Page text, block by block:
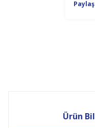
Paylaş
Ürün